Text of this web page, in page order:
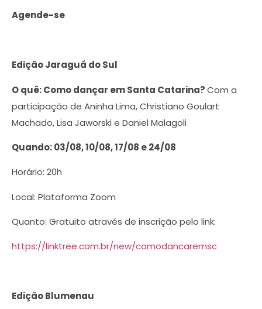
Agende-se
Edição Jaraguá do Sul
O quê: Como dançar em Santa Catarina?Com a
participação de Aninha Lima, Christiano Goulart
Machado, Lisa Jaworski e Daniel Malagoli
Quando:03/08, 10/08, 17/08 e 24/08
Horário: 20h
Local: Plataforma Zoom
Quanto: Gratuito através de inscrição pelo link:
https://linktree.com.br/new/comodancaremsc
Edição Blumenau